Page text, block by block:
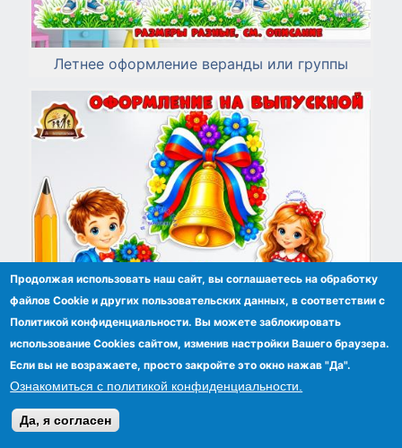
Летнее оформление веранды или группы
Оформление на выпускной 2026: для зала,
Продолжая использовать наш сайт, вы соглашаетесь на обработку
файлов Сookie и других пользовательских данных, в соответствии с
Политикой конфиденциальности. Вы можете заблокировать
использование Cookies сайтом, изменив настройки Вашего браузера.
Если вы не возражаете, просто закройте это окно нажав "Да".
Ознакомиться с политикой конфиденциальности.
Да, я согласен